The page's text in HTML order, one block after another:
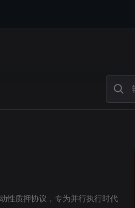
性质押协议，专为并行执行时代